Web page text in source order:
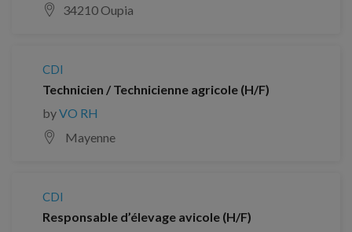
34210 Oupia
CDI
Technicien / Technicienne agricole (H/F)
byVO RH
Mayenne
CDI
Responsable d’élevage avicole (H/F)